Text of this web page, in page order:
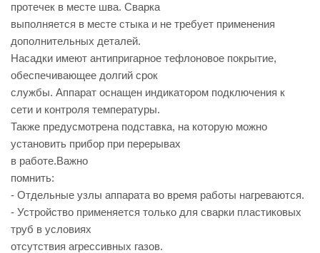
протечек в месте шва. Сварка
выполняется в месте стыка и не требует применения
дополнительных деталей.
Насадки имеют антипригарное тефлоновое покрытие,
обеспечивающее долгий срок
службы. Аппарат оснащен индикатором подключения к
сети и контроля температуры.
Также предусмотрена подставка, на которую можно
установить прибор при перерывах
в работе.Важно
помнить:
- Отдельные узлы аппарата во время работы нагреваются.
- Устройство применяется только для сварки пластиковых
труб в условиях
отсутствия агрессивных газов.